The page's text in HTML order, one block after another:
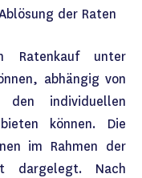
der Raten
Ratenkauf unter
abhängig von
individuellen
können. Die
im Rahmen der
dargelegt. Nach